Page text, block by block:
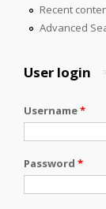
Recent
Advanced
User login
Username*
Password *